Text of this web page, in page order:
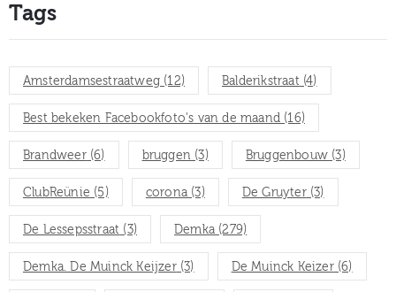
Tags
Amsterdamsestraatweg (12) Balderikstraat(4)
Best bekeken Facebookfoto's van de maand (16)
Brandweer(6) bruggen (3) Bruggenbouw (3)
ClubReünie (5) corona (3) De Gruyter(3)
De Lessepsstraat (3) Demka (279)
Demka. De Muinck Keijzer(3) De Muinck Keizer(6)